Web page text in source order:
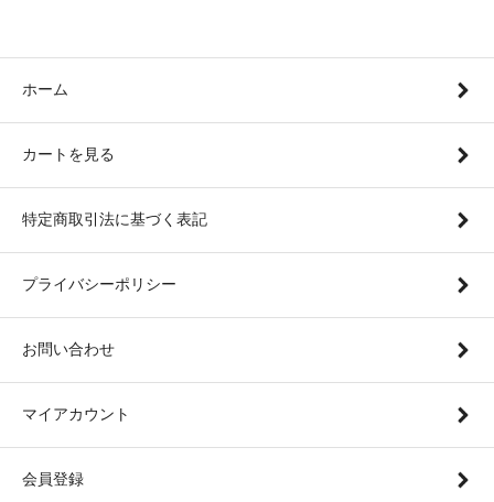
ホーム
カートを見る
特定商取引法に基づく表記
プライバシーポリシー
お問い合わせ
マイアカウント
会員登録